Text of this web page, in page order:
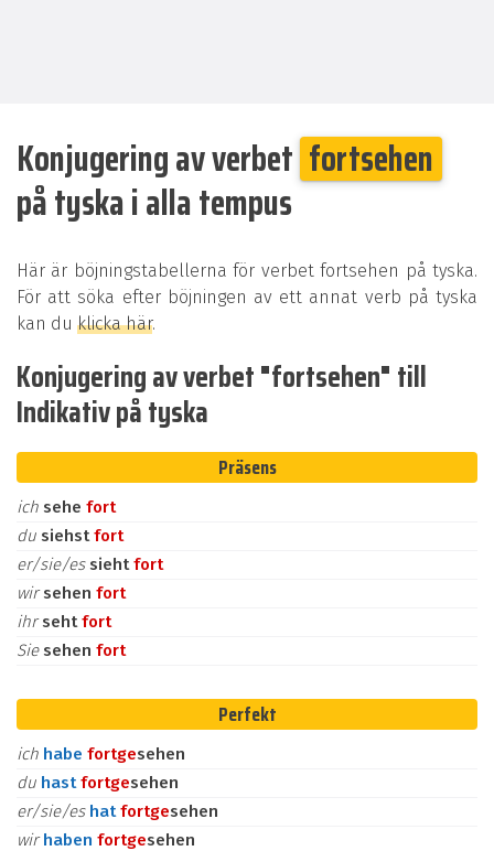
Konjugering av verbet fortsehen
på tyska i alla tempus
Här är böjningstabellerna för verbet fortsehen på tyska.
För att söka efter böjningen av ett annat verb på tyska
kan du klicka här.
Konjugering av verbet "fortsehen" till
Indikativ på tyska
Präsens
ich sehe fort
du siehstfort
er/sie/es siehtfort
wirsehen fort
ihrsehtfort
Sie sehen fort
Perfekt
ich habe fortgesehen
du hastfortgesehen
er/sie/es hatfortgesehen
wirhaben fortgesehen